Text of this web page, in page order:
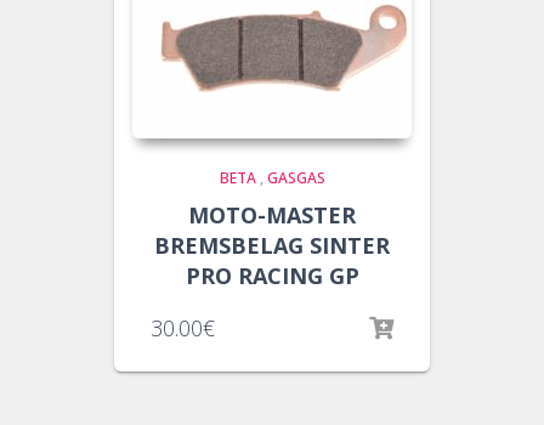
BETA, GASGAS
MOTO-MASTER
BREMSBELAG SINTER
PRO RACING GP
30.00€